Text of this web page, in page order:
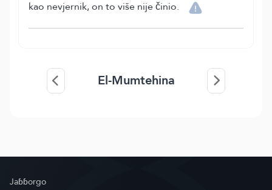
kao nevjernik, on to više nije činio.
El-Mumtehina
Jaɓɓorgo